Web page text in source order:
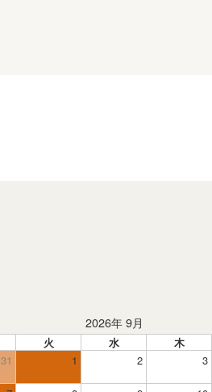
2026年 9月
火 水 木
31 1 2 3